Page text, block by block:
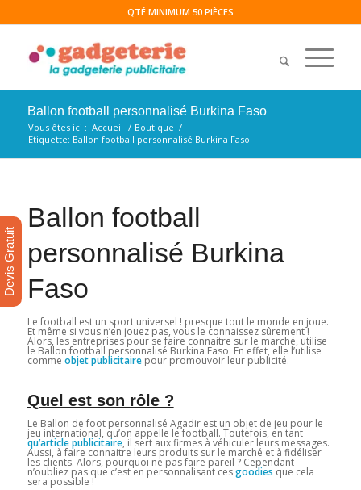
QTÉ MINIMUM 50 PIÈCES
Ballon football personnalisé Burkina Faso
Vous êtes ici : Accueil / Boutique /
Etiquette: Ballon football personnalisé Burkina Faso
Ballon football
personnalisé Burkina
Faso
Le football est un sport universel ! presque tout le monde en joue.
Et même si vous n’en jouez pas, vous le connaissez sûrement !
Alors, les entreprises pour se faire connaitre sur le marché, utilise
le Ballon football personnalisé Burkina Faso. En effet, elle l’utilise
comme objet publicitairepour promouvoir leur publicité.
Quel est son rôle ?
Le Ballon de foot personnalisé Agadir est un objet de jeu pour le
jeu international, qu’on appelle le football. Toutefois, en tant
qu’article publicitaire, il sert aux firmes à véhiculer leurs messages.
Aussi, à faire connaitre leurs produits sur le marché et à fidéliser
les clients. Alors, pourquoi ne pas faire pareil ? Cependant
n’oubliez pas que c’est en personnalisant cesgoodies que cela
sera possible !
Devis Gratuit